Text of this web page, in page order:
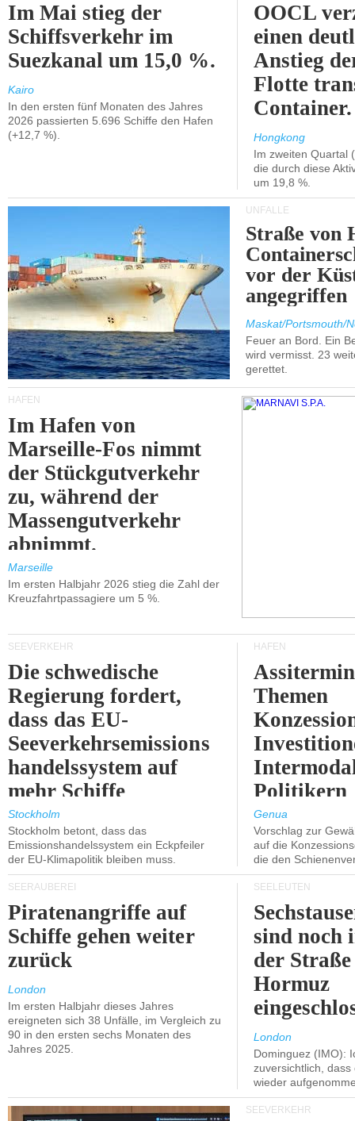
Im Mai stieg der
Schiffsverkehr im
Suezkanal um 15,0 %.
Kairo
In den ersten fünf Monaten des Jahres
2026 passierten 5.696 Schiffe den Hafen
(+12,7 %).
OOCL
einen
Anstieg
Flotte
Container.
Hongkong
Im zweiten Quartal
die durch diese
um 19,8 %.
UNFÄLLE
Straße von
vor der
angegriffen
Maskat/Portsmouth/
Feuer an Bord. Ein
wird vermisst. 23
gerettet.
HÄFEN
Im Hafen von
Marseille-Fos nimmt
der Stückgutverkehr
zu, während der
Massengutverkehr
abnimmt.
Marseille
Im ersten Halbjahr 2026 stieg die Zahl der
Kreuzfahrtpassagiere um 5 %.
SEEVERKEHR
Die schwedische
Regierung fordert,
dass das EU-
Seeverkehrsemissions
handelssystem auf
mehr Schiffe
ausgeweitet wird.
Stockholm
Stockholm betont, dass das
Emissionshandelssystem ein Eckpfeiler
der EU-Klimapolitik bleiben muss.
HÄFEN
Themen
Politikern
Genua
Vorschlag zur
auf die
die den
SEERÄUBEREI
Piratenangriffe auf
Schiffe gehen weiter
zurück
London
Im ersten Halbjahr dieses Jahres
ereigneten sich 38 Unfälle, im Vergleich zu
90 in den ersten sechs Monaten des
Jahres 2025.
SEELEUTEN
sind noch
der
Hormuz
London
Dominguez (IMO):
zuversichtlich,
wieder
SEEVERKEHR